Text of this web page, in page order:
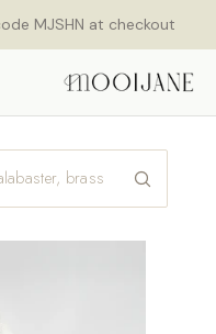
MJSHN at checkout. 🎁